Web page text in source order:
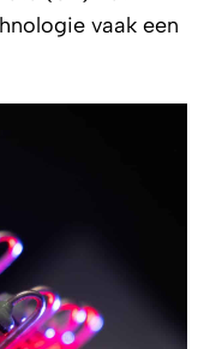
vaak een